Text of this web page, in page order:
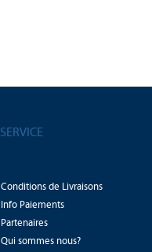
SERVICE
Conditions de Livraisons
Info Paiements
Partenaires
Qui sommes nous?